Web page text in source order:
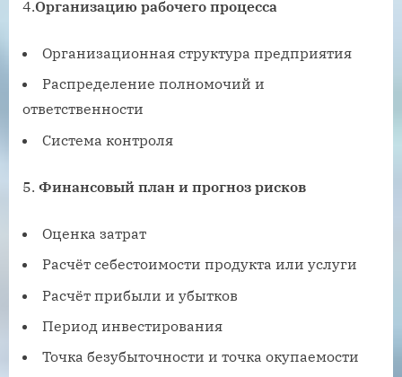
4.Организацию рабочего процесса
Организационная структура предприятия
Распределение полномочий и
ответственности
Система контроля
5. Финансовый план и прогноз рисков
Оценка затрат
Расчёт себестоимости продукта или услуги
Расчёт прибыли и убытков
Период инвестирования
Точка безубыточности и точка окупаемости